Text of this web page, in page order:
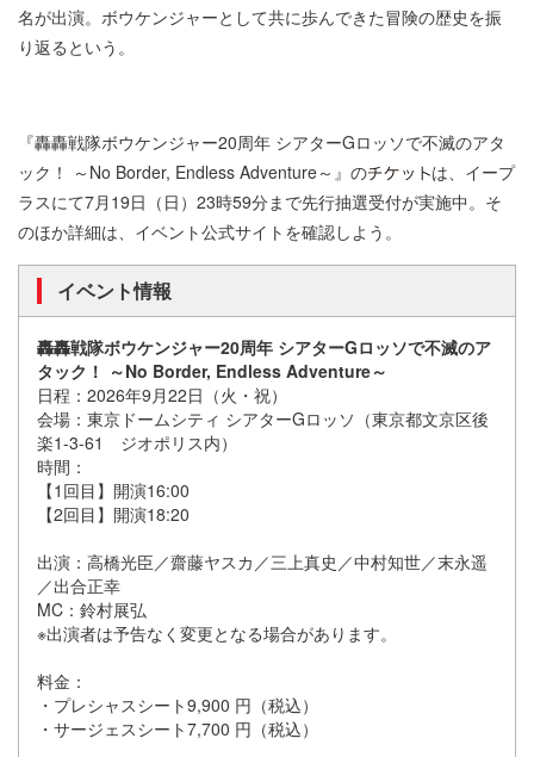
名が出演。ボウケンジャーとして共に歩んできた冒険の歴史を振
り返るという。
『轟轟戦隊ボウケンジャー20周年 シアターGロッソで不滅のアタ
ック！ ～No Border, Endless Adventure～』の
は、イープ
ラスにて7月19日（日）23時59分まで先行抽選受付が実施中。そ
のほか詳細は、イベント公式サイトを確認しよう。
イベント情報
轟轟戦隊ボウケンジャー20周年 シアターGロッソで不滅のア
タック！ ～No Border, Endless Adventure～
日程：2026年9月22日（火・祝）
会場：東京ドームシティ シアターGロッソ（東京都文京区後
楽1-3-61 ジオポリス内）
時間：
【1回目】開演16:00
【2回目】開演18:20
出演：高橋光臣／齋藤ヤスカ／三上真史／中村知世／末永遥
／出合正幸
MC：鈴村展弘
※出演者は予告なく変更となる場合があります。
料金：
・プレシャスシート9,900 円（税込）
・サージェスシート7,700 円（税込）